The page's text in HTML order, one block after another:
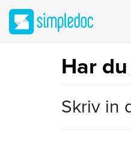
Har
Skriv in